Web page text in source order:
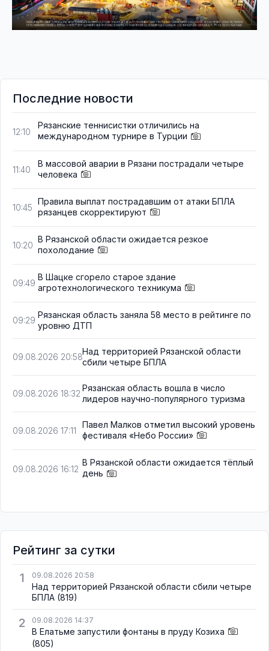
Последние новости
12:10
Рязанские теннисистки отличились на
международном турнире в Турции
11:40
В массовой аварии в Рязани пострадали четыре
человека
10:45
Правила выплат пострадавшим от атаки БПЛА
рязанцев скорректируют
10:20
В Рязанской области ожидается резкое
похолодание
09:49
В Шацке сгорело старое здание
агротехнологического техникума
09:29
Рязанская область заняла 58 место в рейтинге по
уровню ДТП
09.08.2026 20:58
Над территорией Рязанской области
сбили четыре БПЛА
09.08.2026 18:32
Рязанская область вошла в число
лидеров научно-популярного туризма
09.08.2026 17:11
Павел Малков отметил высокий уровень
фестиваля «Небо России»
09.08.2026 16:12
В Рязанской области ожидается тёплый
день
Рейтинг за сутки
1
09.08.2026 20:58
Над территорией Рязанской области сбили четыре
БПЛА (819)
2 09.08.2026 14:37
В Елатьме запустили фонтаны в пруду Козиха
(805)